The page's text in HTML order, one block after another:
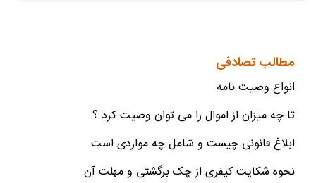
مطالب تصادفی
انواع وصیت نامه
تا چه میزان از اموال را می توان وصیت کرد ؟
ابلاغ قانونی چیست و شامل چه مواردی است
نحوه شکایت کیفری از چک برگشتی و مهلت آن